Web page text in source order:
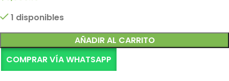
1 disponibles
AÑADIR AL CARRITO
COMPRAR VÍA WHATSAPP